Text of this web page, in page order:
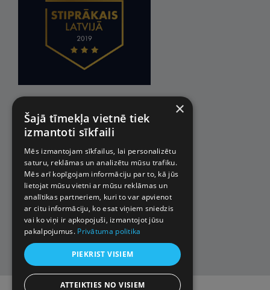
×
Šajā tīmekļa vietnē tiek
izmantoti sīkfaili
Mēs izmantojam sīkfailus, lai personalizētu
saturu, reklāmas un analizētu mūsu trafiku.
Mēs arī kopīgojam informāciju par to, kā jūs
lietojat mūsu vietni ar mūsu reklāmas un
analītikas partneriem, kuri to var apvienot
ar citu informāciju, ko esat viņiem sniedzis
vai ko viņi ir apkopojuši, izmantojot jūsu
pakalpojumus. Privātuma politika
PIEKRIST VISIEM
ATTEIKTIES NO VISIEM